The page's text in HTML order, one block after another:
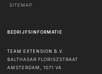
SITEMAP
BEDRIJFSINFORMATIE
TEAM EXTENSION B.V.
BALTHASAR FLORISZSTRAAT
AMSTERDAM
1071 VA